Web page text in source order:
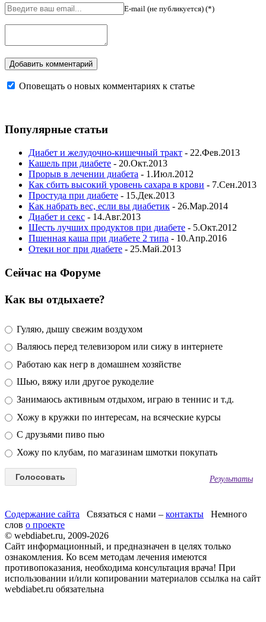
E-mail (не публикуется) (*)
Оповещать о новых комментариях к статье
Популярные статьи
Диабет и желудочно-кишечный тракт - 22.Фев.2013
Кашель при диабете - 20.Окт.2013
Прорыв в лечении диабета - 1.Июл.2012
Как сбить высокий уровень сахара в крови - 7.Сен.2013
Простуда при диабете - 15.Дек.2013
Как набрать вес, если вы диабетик - 26.Мар.2014
Диабет и секс - 14.Авг.2013
Шесть лучших продуктов при диабете - 5.Окт.2012
Пшенная каша при диабете 2 типа - 10.Апр.2016
Отеки ног при диабете - 25.Май.2013
Сейчас на Форуме
Как вы отдыхаете?
Гуляю, дышу свежим воздухом
Валяюсь перед телевизором или сижу в интернете
Работаю как негр в домашнем хозяйстве
Шью, вяжу или другое рукоделие
Занимаюсь активным отдыхом, играю в теннис и т.д.
Хожу в кружки по интересам, на всяческие курсы
С друзьями пиво пью
Хожу по клубам, по магазинам шмотки покупать
Результаты
Содержание сайта Связаться с нами – контакты Немного
слов о проекте
© webdiabet.ru, 2009-2026
Сайт информационный, и предназначен в целях только
ознакомления. Ко всем методам лечения имеются
противопоказания, необходима консультация врача! При
использовании и/или копировании материалов ссылка на сайт
webdiabet.ru обязательна